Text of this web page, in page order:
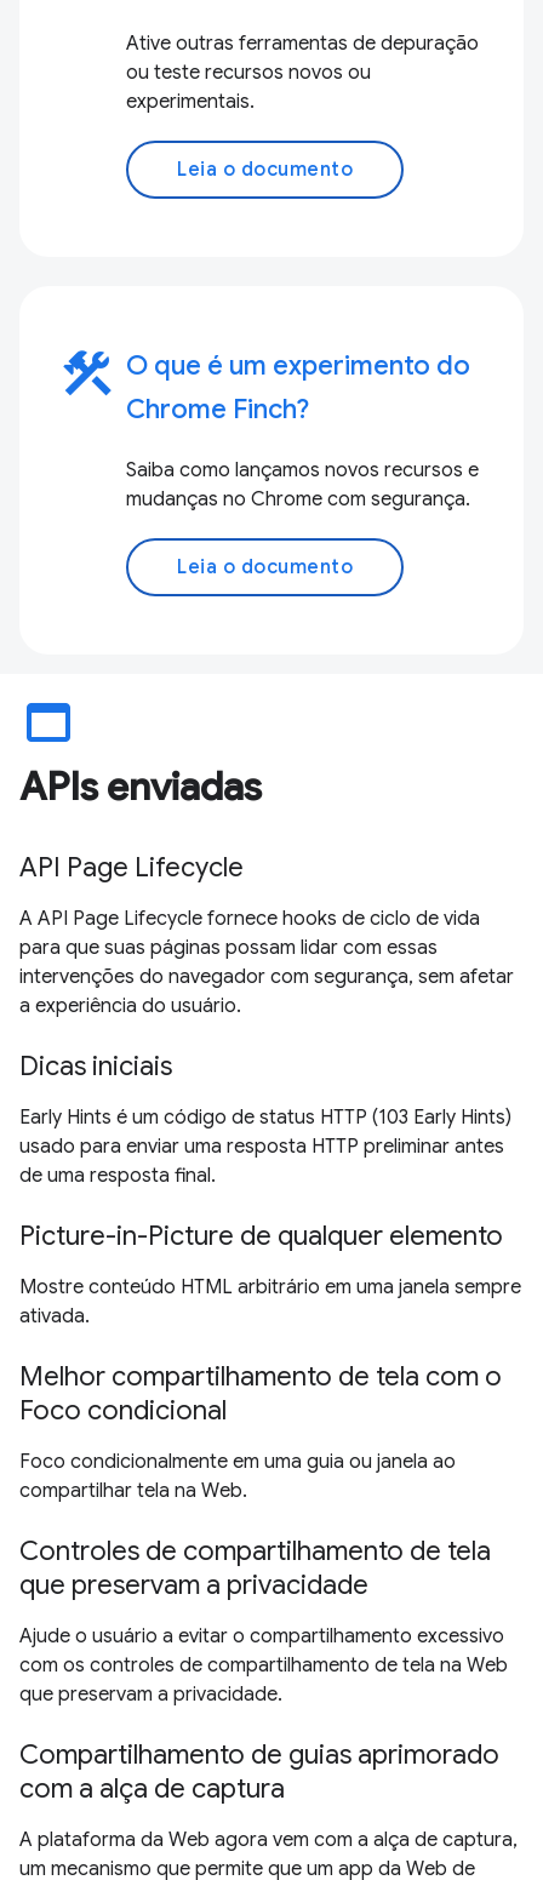
Ative outras ferramentas de depuração
ou teste recursos novos ou
experimentais.
Leia o documento
construction O que é um experimento do
Chrome Finch?
Saiba como lançamos novos recursos e
mudanças no Chrome com segurança.
Leia o documento
web_asset
APIs enviadas
API Page Lifecycle
A API Page Lifecycle fornece hooks de ciclo de vida
para que suas páginas possam lidar com essas
intervenções do navegador com segurança, sem afetar
a experiência do usuário.
Dicas iniciais
Early Hints é um código de status HTTP (103 Early Hints)
usado para enviar uma resposta HTTP preliminar antes
de uma resposta final.
Picture-in-Picture de qualquer elemento
Mostre conteúdo HTML arbitrário em uma janela sempre
ativada.
Melhor compartilhamento de tela com o
Foco condicional
Foco condicionalmente em uma guia ou janela ao
compartilhar tela na Web.
Controles de compartilhamento de tela
que preservam a privacidade
Ajude o usuário a evitar o compartilhamento excessivo
com os controles de compartilhamento de tela na Web
que preservam a privacidade.
Compartilhamento de guias aprimorado
com a alça de captura
A plataforma da Web agora vem com a alça de captura,
um mecanismo que permite que um app da Web de